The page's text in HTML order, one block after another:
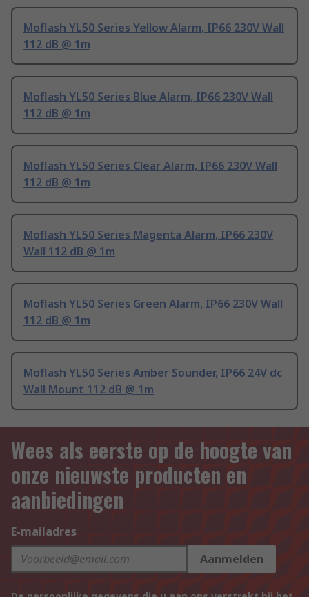
Moflash YL50 Series Yellow Alarm, IP66 230V Wall
112 dB @ 1m
Moflash YL50 Series Blue Alarm, IP66 230V Wall
112 dB @ 1m
Moflash YL50 Series Clear Alarm, IP66 230V Wall
112 dB @ 1m
Moflash YL50 Series Magenta Alarm, IP66 230V
Wall 112 dB @ 1m
Moflash YL50 Series Green Alarm, IP66 230V Wall
112 dB @ 1m
Moflash YL50 Series Amber Sounder, IP66 24V dc
Wall Mount 112 dB @ 1m
Wees als eerste op de hoogte van
onze nieuwste producten en
aanbiedingen
E-mailadres
Aanmelden